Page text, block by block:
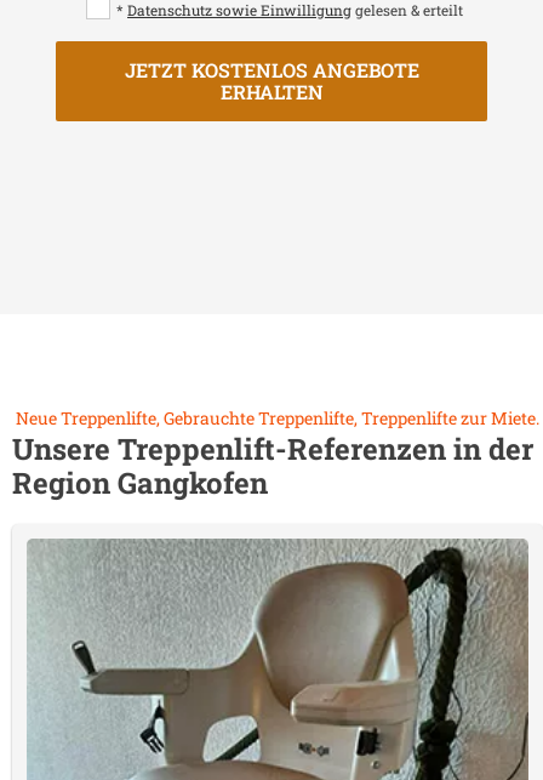
* Datenschutz sowie Einwilligung gelesen & erteilt
JETZT KOSTENLOS ANGEBOTE
ERHALTEN
Neue Treppenlifte, Gebrauchte Treppenlifte, Treppenlifte zur Miete.
Unsere Treppenlift-Referenzen in der
RegionGangkofen